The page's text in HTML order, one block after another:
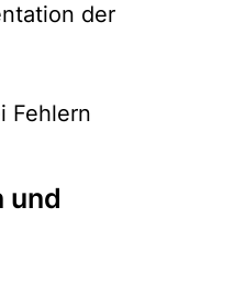
der
Fehlern
und